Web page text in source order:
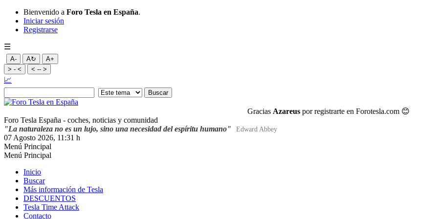
Bienvenido a Foro Tesla en España.
Iniciar sesión
Registrarse
☰
A- A↻
A+
> - <
< -- >
📈
Gracias Azareus por registrarte en Forotesla.com 😊
Foro Tesla España - coches, noticias y comunidad
"La naturaleza no es un lujo, sino una necesidad del espíritu humano"
Edward Abbey
07 Agosto 2026, 11:31 h
Menú Principal
Menú Principal
Inicio
Buscar
Más información de Tesla
DESCUENTOS
Tesla Time Attack
Contacto